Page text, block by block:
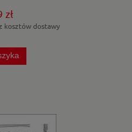
zł
kosztów dostawy